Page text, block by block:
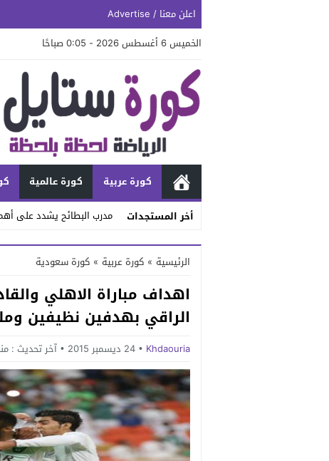
اعلن معنا / Advertise
الخميس 6 أغسطس 2026 - 0:05 صباحًا
كورة عربية كورة عالمية
أخر المستجدات
مدرب البطائح يشدد على
Stop
Previous
Next
الرئيسية » كورة عربية » كورة سعودية
اهداف مباراة الاهلي
الراقي بهدفين نظيفين
Khdaouria 24 ديسمبر 2015 آخر تحديث : منذ